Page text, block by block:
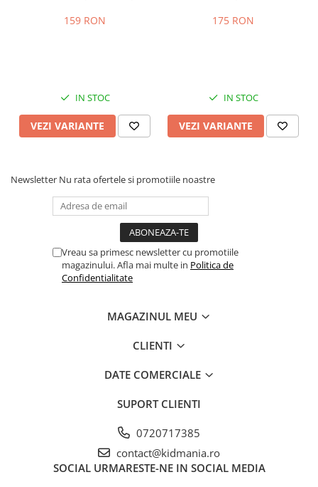
159 RON
IN STOC
VEZI VARIANTE
175 RON
IN STOC
VEZI VARIANTE
Newsletter Nu rata ofertele si promotiile noastre
Vreau sa primesc newsletter cu promotiile
magazinului. Afla mai multe in Politica de
Confidentialitate
MAGAZINUL MEU
CLIENTI
DATE COMERCIALE
SUPORT CLIENTI
0720717385
contact@kidmania.ro
SOCIAL URMARESTE-NE IN SOCIAL MEDIA